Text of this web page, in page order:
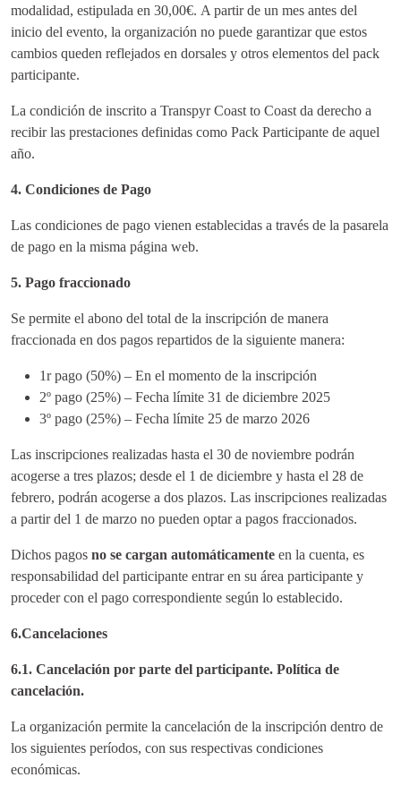
modalidad, estipulada en 30,00€. A partir de un mes antes del
inicio del evento, la organización no puede garantizar que estos
cambios queden reflejados en dorsales y otros elementos del pack
participante.
La condición de inscrito a Transpyr Coast to Coast da derecho a
recibir las prestaciones definidas como Pack Participante de aquel
año.
4. Condiciones de Pago
Las condiciones de pago vienen establecidas a través de la pasarela
de pago en la misma página web.
5. Pago fraccionado
Se permite el abono del total de la inscripción de manera
fraccionada en dos pagos repartidos de la siguiente manera:
1r pago (50%) – En el momento de la inscripción
2º pago (25%) – Fecha límite 31 de diciembre 2025
3º pago (25%) – Fecha límite 25 de marzo 2026
Las inscripciones realizadas hasta el 30 de noviembre podrán
acogerse a tres plazos; desde el 1 de diciembre y hasta el 28 de
febrero, podrán acogerse a dos plazos. Las inscripciones realizadas
a partir del 1 de marzo no pueden optar a pagos fraccionados.
Dichos pagos no se cargan automáticamente en la cuenta, es
responsabilidad del participante entrar en su área participante y
proceder con el pago correspondiente según lo establecido.
6.Cancelaciones
6.1. Cancelación por parte del participante. Política de
cancelación.
La organización permite la cancelación de la inscripción dentro de
los siguientes períodos, con sus respectivas condiciones
económicas.